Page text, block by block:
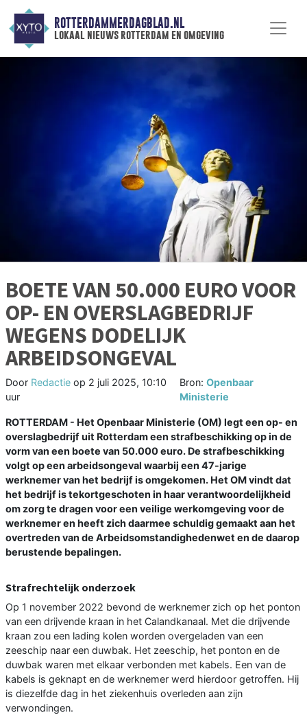
ROTTERDAMMERDAGBLAD.NL
lokaal nieuws rotterdam en omgeving
BOETE VAN 50.000 EURO VOOR
OP- EN OVERSLAGBEDRIJF
WEGENS DODELIJK
ARBEIDSONGEVAL
Door Redactie op 2 juli 2025, 10:10
uur
Bron: Openbaar
Ministerie
ROTTERDAM - Het Openbaar Ministerie (OM) legt een op- en
overslagbedrijf uit Rotterdam een strafbeschikking op in de
vorm van een boete van 50.000 euro. De strafbeschikking
volgt op een arbeidsongeval waarbij een 47-jarige
werknemer van het bedrijf is omgekomen. Het OM vindt dat
het bedrijf is tekortgeschoten in haar verantwoordelijkheid
om zorg te dragen voor een veilige werkomgeving voor de
werknemer en heeft zich daarmee schuldig gemaakt aan het
overtreden van de Arbeidsomstandighedenwet en de daarop
berustende bepalingen.
Strafrechtelijk onderzoek
Op 1 november 2022 bevond de werknemer zich op het ponton
van een drijvende kraan in het Calandkanaal. Met die drijvende
kraan zou een lading kolen worden overgeladen van een
zeeschip naar een duwbak. Het zeeschip, het ponton en de
duwbak waren met elkaar verbonden met kabels. Een van de
kabels is geknapt en de werknemer werd hierdoor getroffen. Hij
is diezelfde dag in het ziekenhuis overleden aan zijn
verwondingen.